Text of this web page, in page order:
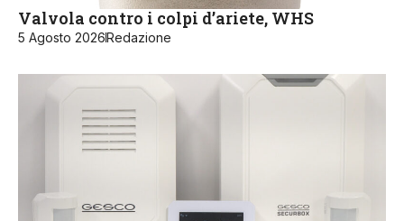
Valvola contro i colpi d’ariete, WHS
5 Agosto 2026Redazione